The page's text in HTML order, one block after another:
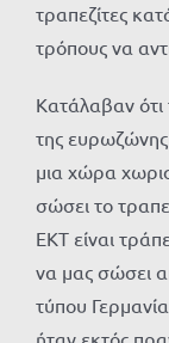
τραπεζίτες
τρόπους να
Κατάλαβαν
της ευρωζώνης
μια χώρα
σώσει το
ΕΚΤ είναι
να μας σώσει
τύπου